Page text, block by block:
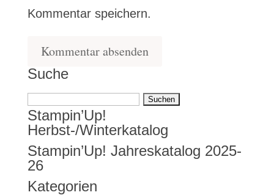
Kommentar speichern.
Suche
Suchen
nach:
Stampin’Up!
Herbst-/Winterkatalog
Stampin’Up! Jahreskatalog 2025-
26
Kategorien